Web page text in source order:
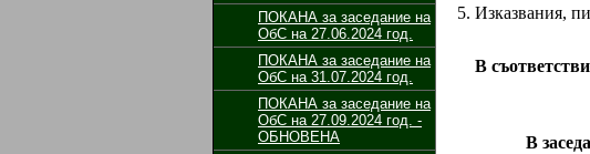
ПОКАНА за заседание на
ОбС на 27.06.2024 год.
ПОКАНА за заседание на
ОбС на 31.07.2024 год.
ПОКАНА за заседание на
ОбС на 27.09.2024 год. -
ОБНОВЕНА
5. Изказвания,
В
В